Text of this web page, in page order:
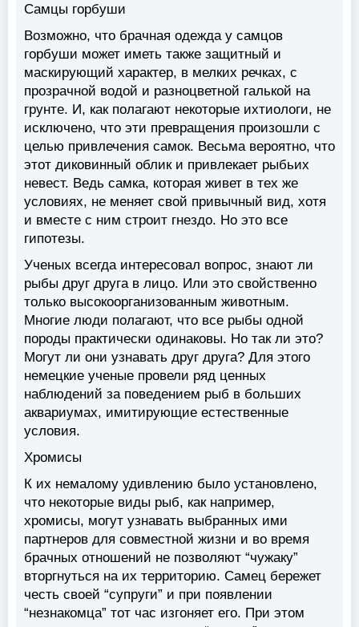
Самцы горбуши
Возможно, что брачная одежда у самцов
горбуши может иметь также защитный и
маскирующий характер, в мелких речках, с
прозрачной водой и разноцветной галькой на
грунте. И, как полагают некоторые ихтиологи, не
исключено, что эти превращения произошли с
целью привлечения самок. Весьма вероятно, что
этот диковинный облик и привлекает рыбьих
невест. Ведь самка, которая живет в тех же
условиях, не меняет свой привычный вид, хотя
и вместе с ним строит гнездо. Но это все
гипотезы.
Ученых всегда интересовал вопрос, знают ли
рыбы друг друга в лицо. Или это свойственно
только высокоорганизованным животным.
Многие люди полагают, что все рыбы одной
породы практически одинаковы. Но так ли это?
Могут ли они узнавать друг друга? Для этого
немецкие ученые провели ряд ценных
наблюдений за поведением рыб в больших
аквариумах, имитирующие естественные
условия.
Хромисы
К их немалому удивлению было установлено,
что некоторые виды рыб, как например,
хромисы, могут узнавать выбранных ими
партнеров для совместной жизни и во время
брачных отношений не позволяют “чужаку”
вторгнуться на их территорию. Самец бережет
честь своей “супруги” и при появлении
“незнакомца” тот час изгоняет его. При этом